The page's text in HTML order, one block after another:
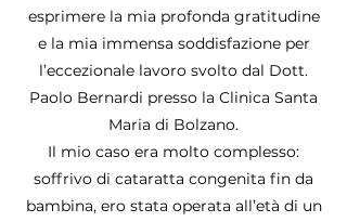
esprimere la mia profonda gratitudine
e la mia immensa soddisfazione per
l’eccezionale lavoro svolto dal Dott.
Paolo Bernardi presso la Clinica Santa
Maria di Bolzano.
Il mio caso era molto complesso:
soffrivo di cataratta congenita fin da
bambina, ero stata operata all’età di un